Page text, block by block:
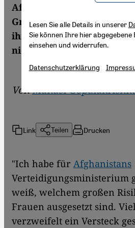
Afghanistans Machthaber
Gruppen über die Rechte
ihrem Land. Die
nie gefragt. Von Manasi
VonManasi
Link Teilen Drucken
"Ich habe für Afghanistans
Verteidigungsministerium
weiß, welchem großen
Frauen ausgesetzt sind.
verzweifelt ein Versteck
Lesen Sie alle Details in unserer
Sie können Ihre hier
einsehen und widerrufen.
Datenschutzerklärung